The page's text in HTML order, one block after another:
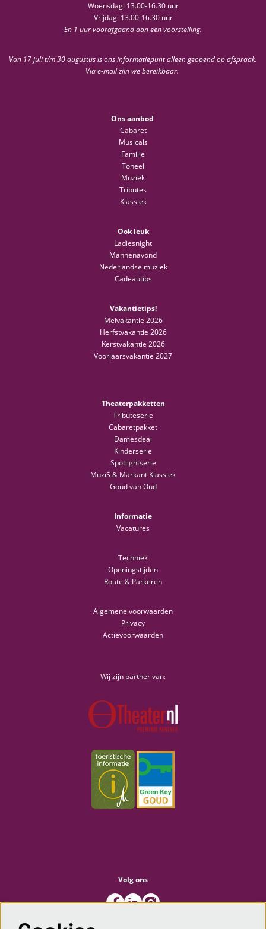
Woensdag: 13.00-16.30 uur
Vrijdag: 13.00-16.30 uur
En 1 uur voorafgaand aan een voorstelling.
Van 17 juli t/m 30 augustus is ons informatiepunt alleen geopend op afspraak.
Via e-mail zijn we bereikbaar.
Ons aanbod
Cabaret
Musicals
Familie
Toneel
Muziek
Tributes
Klassiek
Ook leuk
Ladiesnight
Mannenavond
Nederlandse muziek
Cadeautips
Vakantietips!
Meivakantie 2026
Herfstvakantie 2026
Kerstvakantie 2026
Voorjaarsvakantie 2027
Theaterpakketten
Tributeserie
Cabaretpakket
Damesdeal
Kinderserie
Spotlightserie
MuziS & Markant Klassiek
Goud van Oud
Informatie
Vacatures
Techniek
Openingstijden
Route & Parkeren
Algemene voorwaarden
Privacy
Actievoorwaarden
Wij zijn partner van:
Volg ons